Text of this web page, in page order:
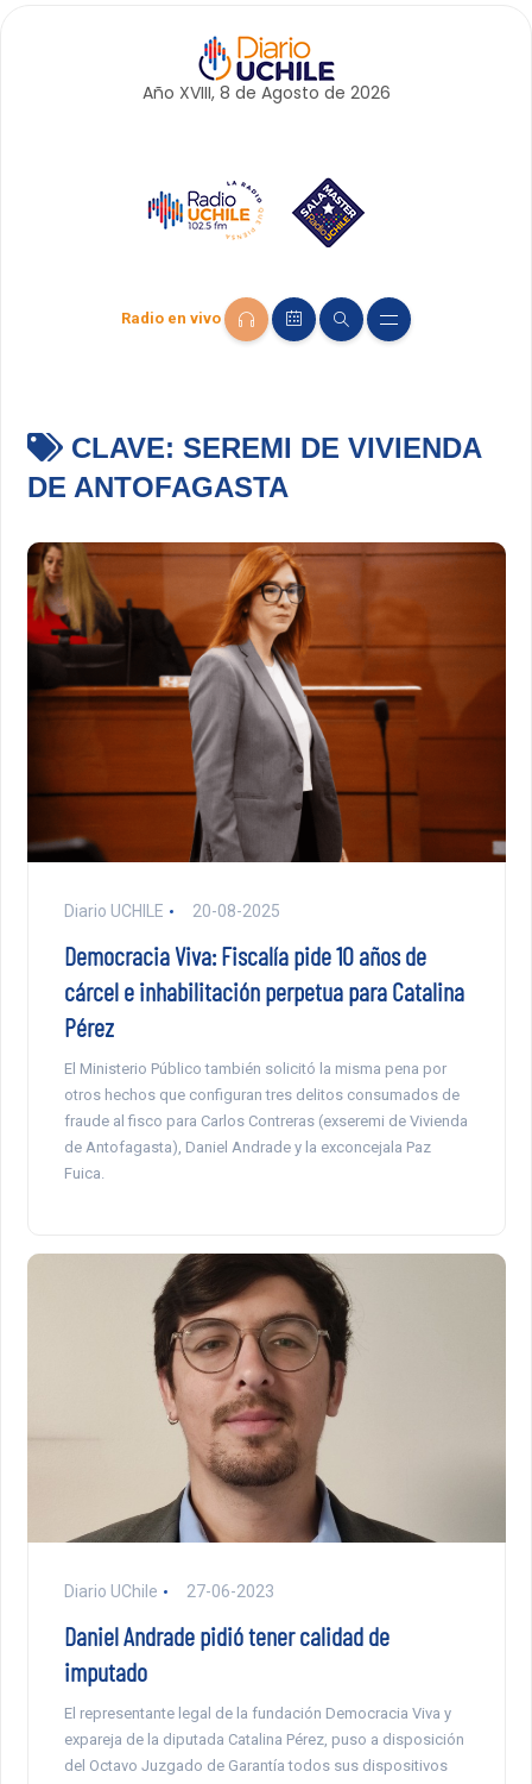
Año XVIII, 8 de Agosto de 2026
Radio en vivo
CLAVE: SEREMI DE VIVIENDA
DE ANTOFAGASTA
Diario UCHILE 20-08-2025
Democracia Viva: Fiscalía pide 10 años de
cárcel e inhabilitación perpetua para Catalina
Pérez
El Ministerio Público también solicitó la misma pena por
otros hechos que configuran tres delitos consumados de
fraude al fisco para Carlos Contreras (exseremi de Vivienda
de Antofagasta), Daniel Andrade y la exconcejala Paz
Fuica.
Diario UChile 27-06-2023
Daniel Andrade pidió tener calidad de
imputado
El representante legal de la fundación Democracia Viva y
expareja de la diputada Catalina Pérez, puso a disposición
del Octavo Juzgado de Garantía todos sus dispositivos